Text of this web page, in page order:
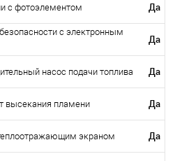
с фотоэлементом Да
с электронным
Да
насос подачи топлива Да
высекания пламени Да
экраном Да